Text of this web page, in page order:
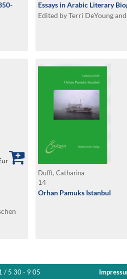
Essays in Arabic Literary
Edited by Terri DeYoung
Dufft, Catharina
14
Orhan Pamuks Istanbul
/ 5 30 - 9 05